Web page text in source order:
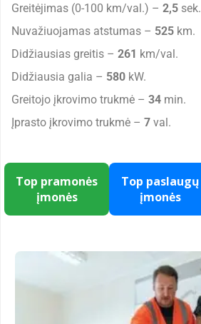
Greitėjimas (0-100 km/val.) – 2,5 sek.
Nuvažiuojamas atstumas – 525 km.
Didžiausias greitis – 261 km/val.
Didžiausia galia – 580 kW.
Greitojo įkrovimo trukmė – 34 min.
Įprasto įkrovimo trukmė – 7 val.
Top pramonės
įmonės
Top paslaugų
įmonės